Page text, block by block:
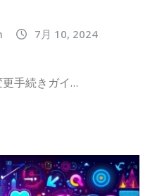
7月 10, 2024
手続きガイ…